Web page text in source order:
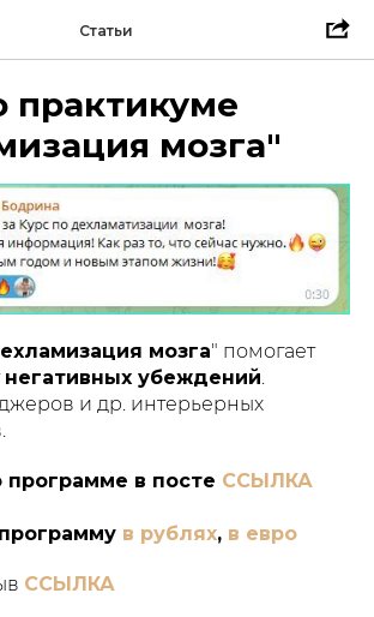
Статьи
практикуме
мозга"
мозга" помогает
негативных убеждений.
и др. интерьерных
программе в посте ССЫЛКА
в рублях, в евро
ССЫЛКА